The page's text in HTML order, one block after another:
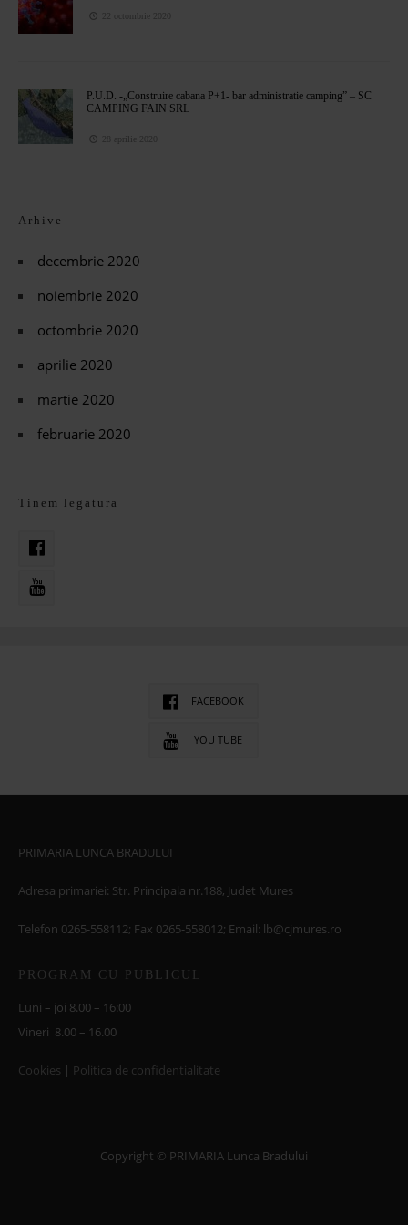
P.U.D. -„Construire cabana P+1- bar administratie camping” – SC
CAMPING FAIN SRL
Arhive
decembrie 2020
noiembrie 2020
octombrie 2020
aprilie 2020
martie 2020
februarie 2020
Tinem legatura
FACEBOOK
YOU TUBE
PRIMARIA LUNCA BRADULUI
Adresa primariei: Str. Principala nr.188, Judet Mures
Telefon 0265-558112; Fax 0265-558012; Email: lb@cjmures.ro
PROGRAM CU PUBLICUL
Luni – joi 8.00 – 16:00
Vineri 8.00 – 16.00
Cookies | Politica de confidentialitate
Copyright © PRIMARIA Lunca Bradului